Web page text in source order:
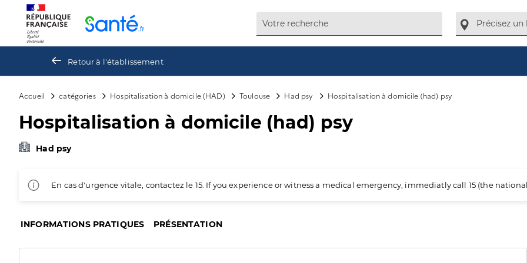
Retour à l'établissement
Accueil catégories Hospitalisation à domicile (HAD) Toulouse Had psy Hospitalisation à domicile (had) psy
Hospitalisation à domicile (had) psy
Had psy
En cas d'urgence vitale, contactez le 15. If you experience or witness a medical emergency, immediatly call 15 (the
INFORMATIONS PRATIQUES PRÉSENTATION
Panneau de gestion des cookies